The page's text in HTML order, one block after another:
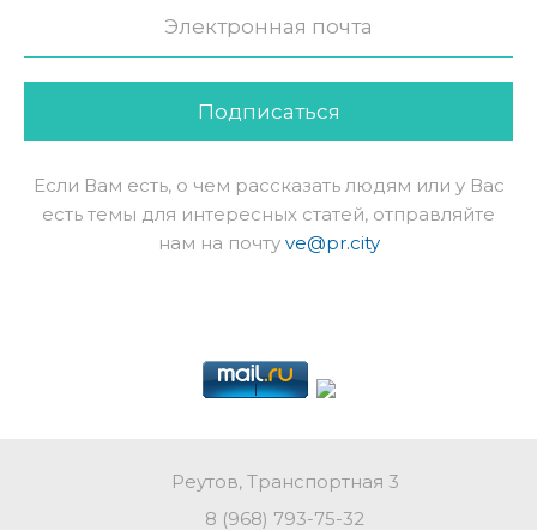
Подписаться
Если Вам есть, о чем рассказать людям или у Вас
есть темы для интересных статей, отправляйте
нам на почту ve@pr.city
Реутов, Транспортная 3
8 (968) 793-75-32